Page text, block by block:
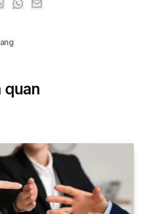
quan